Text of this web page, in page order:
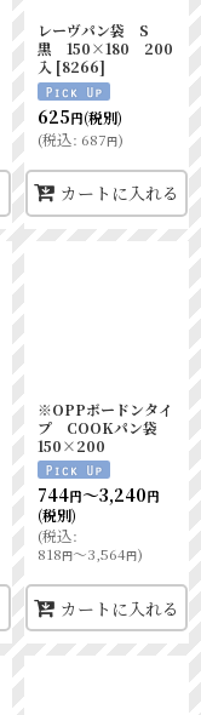
レーヴパン袋 S
黒 150×180 200
入 [8266]
625円(税別)
(税込: 687円)
カートに入れる
※OPPボードンタイ
プ COOKパン袋
150×200
744円～3,240円
(税別)
(税込:
818円～3,564円)
カートに入れる